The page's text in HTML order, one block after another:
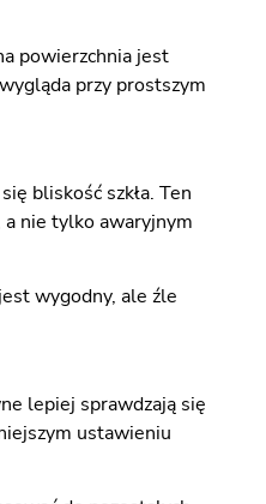
powierzchnia jest
przy prostszym
bliskość szkła. Ten
a nie tylko awaryjnym
wygodny, ale źle
lepiej sprawdzają się
ustawieniu